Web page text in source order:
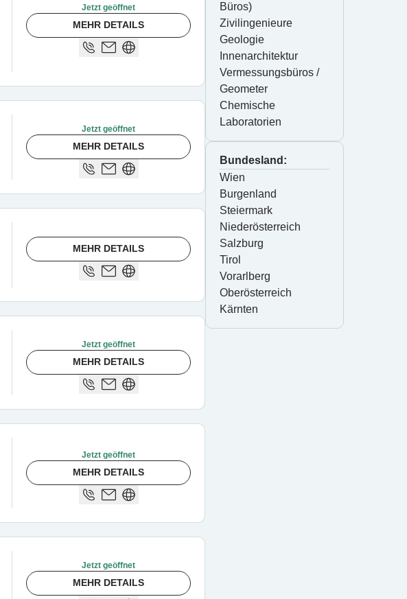
Jetzt geöffnet
MEHR DETAILS
Jetzt geöffnet
MEHR DETAILS
MEHR DETAILS
Jetzt geöffnet
MEHR DETAILS
Jetzt geöffnet
MEHR DETAILS
Jetzt geöffnet
MEHR DETAILS
Büros)
Zivilingenieure
Geologie
Innenarchitektur
Vermessungsbüros /
Geometer
Chemische
Laboratorien
Bundesland:
Wien
Burgenland
Steiermark
Niederösterreich
Salzburg
Tirol
Vorarlberg
Oberösterreich
Kärnten